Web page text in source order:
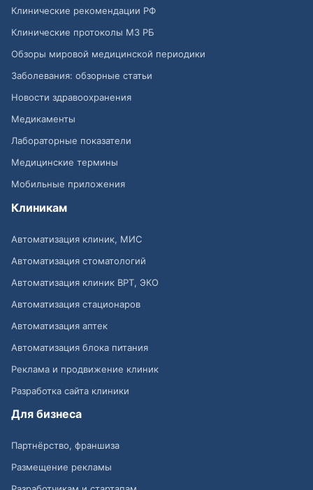
Клинические рекомендации РФ
Клинические протоколы МЗ РБ
Обзоры мировой медицинской периодики
Заболевания: обзорные статьи
Новости здравоохранения
Медикаменты
Лабораторные показатели
Медицинские термины
Мобильные приложения
Клиникам
Автоматизация клиник, МИС
Автоматизация стоматологий
Автоматизация клиник ВРТ, ЭКО
Автоматизация стационаров
Автоматизация аптек
Автоматизация блока питания
Реклама и продвижение клиник
Разработка сайта клиники
Для бизнеса
Партнёрство, франшиза
Размещение рекламы